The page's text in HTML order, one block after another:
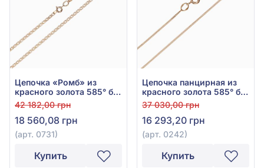
Цепочка «Ромб» из
красного золота 585° без
вставки, арт. 0731
42 182,00 грн
18 560,08 грн
(арт. 0731)
Купить
Цепочка панцирная из
красного золота 585° без
вставки, арт. 0242
37 030,00 грн
16 293,20 грн
(арт. 0242)
Купить